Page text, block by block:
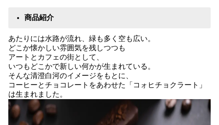
商品紹介
あたりには水路が流れ、緑も多く空も広い。
どこか懐かしい雰囲気を残しつつも
アートとカフェの街として、
いつもどこかで新しい何かが生まれている。
そんな清澄白河のイメージをもとに、
コーヒーとチョコレートをあわせた「コォヒチョクラート」
は生まれました。